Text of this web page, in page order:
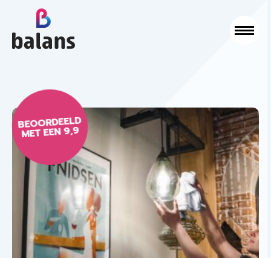
BEOORDEELD
MET EEN 9,9